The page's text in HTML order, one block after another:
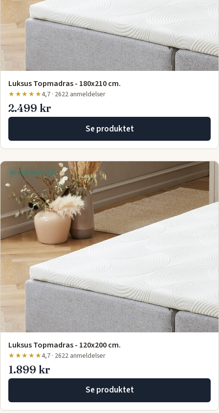
Luksus Topmadras - 180x210 cm.
★★★★★4,7 · 2622 anmeldelser
2.499 kr
Se produktet
Gratis levering
Luksus Topmadras - 120x200 cm.
★★★★★4,7 · 2622 anmeldelser
1.899 kr
Se produktet